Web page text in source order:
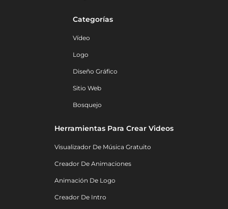
Categorías
Vídeo
Logo
Diseño Gráfico
Sitio Web
Bosquejo
Herramientas Para Crear Videos
Visualizador De Música Gratuito
Creador De Animaciones
Animación De Logo
Creador De Intro